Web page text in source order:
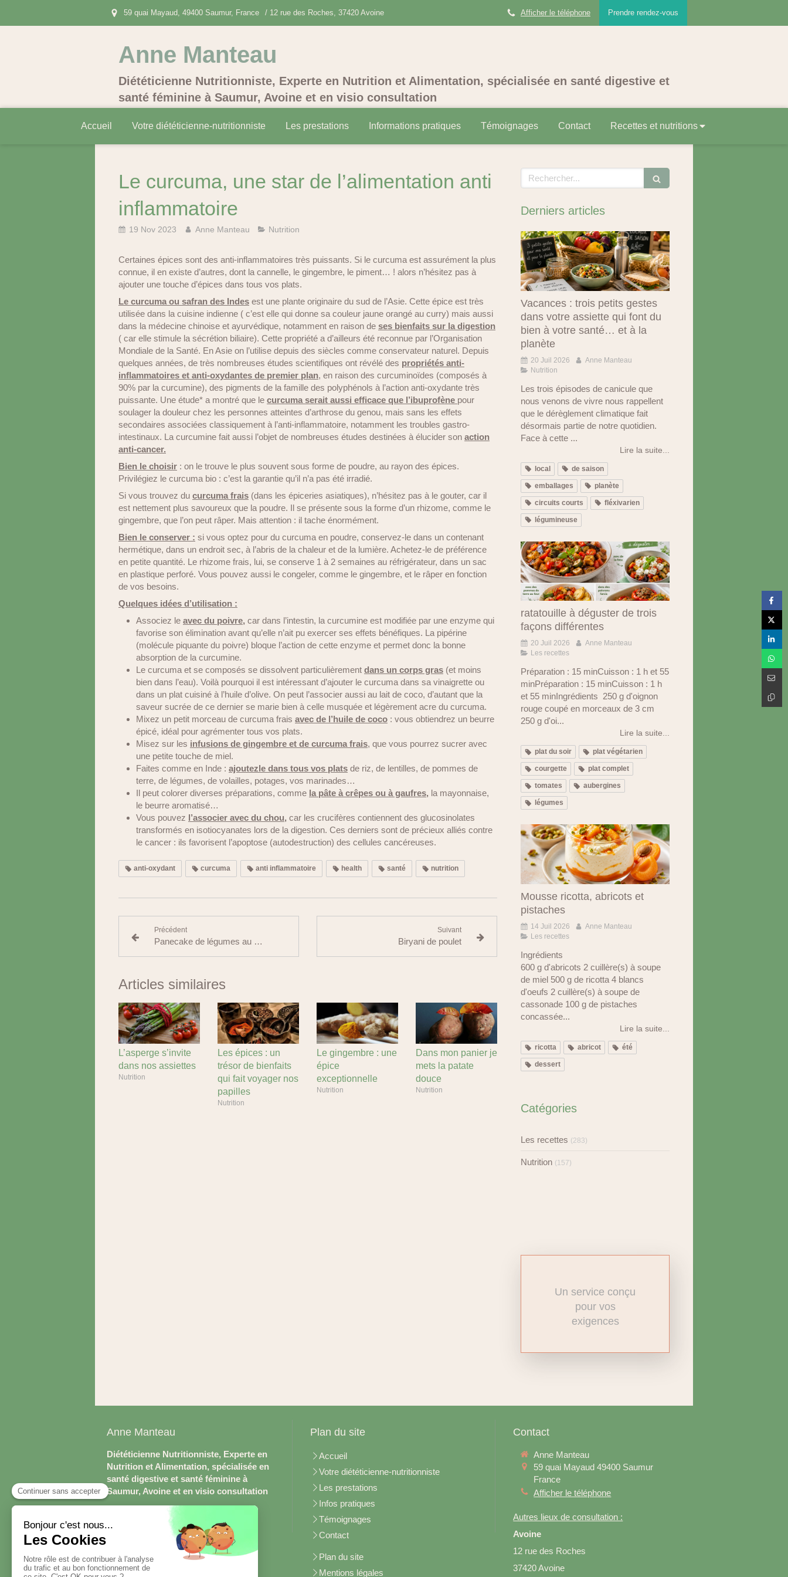
59 quai Mayaud, 49400 Saumur, France / 12 rue des Roches, 37420 Avoine Prendre rendez-vous
Afficher le téléphone
Anne Manteau
Diététicienne Nutritionniste, Experte en Nutrition et Alimentation, spécialisée en santé digestive et
santé féminine à Saumur, Avoine et en visio consultation
Accueil Votre diététicienne-nutritionniste Les prestations Informations pratiques Témoignages Contact Recettes et nutritions
Le curcuma, une star de l’alimentation anti
inflammatoire
19 Nov 2023 Anne Manteau Nutrition
Certaines épices sont des anti-inflammatoires très puissants. Si le curcuma est assurément la plus
connue, il en existe d’autres, dont la cannelle, le gingembre, le piment… ! alors n’hésitez pas à
ajouter une touche d’épices dans tous vos plats.
Le curcuma ou safran des Indes est une plante originaire du sud de l’Asie. Cette épice est très
utilisée dans la cuisine indienne ( c’est elle qui donne sa couleur jaune orangé au curry) mais aussi
dans la médecine chinoise et ayurvédique, notamment en raison de ses bienfaits sur la digestion
( car elle stimule la sécrétion biliaire). Cette propriété a d’ailleurs été reconnue par l’Organisation
Mondiale de la Santé. En Asie on l’utilise depuis des siècles comme conservateur naturel. Depuis
quelques années, de très nombreuses études scientifiques ont révélé des propriétés anti-
inflammatoires et anti-oxydantes de premier plan, en raison des curcuminoïdes (composés à
90% par la curcumine), des pigments de la famille des polyphénols à l’action anti-oxydante très
puissante. Une étude* a montré que le curcuma serait aussi efficace que l’ibuprofène pour
soulager la douleur chez les personnes atteintes d’arthrose du genou, mais sans les effets
secondaires associées classiquement à l’anti-inflammatoire, notamment les troubles gastro-
intestinaux. La curcumine fait aussi l’objet de nombreuses études destinées à élucider son action
anti-cancer.
Bien le choisir : on le trouve le plus souvent sous forme de poudre, au rayon des épices.
Privilégiez le curcuma bio : c’est la garantie qu’il n’a pas été irradié.
Si vous trouvez du curcuma frais (dans les épiceries asiatiques), n’hésitez pas à le gouter, car il
est nettement plus savoureux que la poudre. Il se présente sous la forme d’un rhizome, comme le
gingembre, que l’on peut râper. Mais attention : il tache énormément.
Bien le conserver : si vous optez pour du curcuma en poudre, conservez-le dans un contenant
hermétique, dans un endroit sec, à l’abris de la chaleur et de la lumière. Achetez-le de préférence
en petite quantité. Le rhizome frais, lui, se conserve 1 à 2 semaines au réfrigérateur, dans un sac
en plastique perforé. Vous pouvez aussi le congeler, comme le gingembre, et le râper en fonction
de vos besoins.
Quelques idées d’utilisation :
Associez le avec du poivre, car dans l’intestin, la curcumine est modifiée par une enzyme qui
favorise son élimination avant qu’elle n’ait pu exercer ses effets bénéfiques. La pipérine
(molécule piquante du poivre) bloque l’action de cette enzyme et permet donc la bonne
absorption de la curcumine.
Le curcuma et se composés se dissolvent particulièrement dans un corps gras (et moins
bien dans l’eau). Voilà pourquoi il est intéressant d’ajouter le curcuma dans sa vinaigrette ou
dans un plat cuisiné à l’huile d’olive. On peut l’associer aussi au lait de coco, d’autant que la
saveur sucrée de ce dernier se marie bien à celle musquée et légèrement acre du curcuma.
Mixez un petit morceau de curcuma frais avec de l’huile de coco : vous obtiendrez un beurre
épicé, idéal pour agrémenter tous vos plats.
Misez sur les infusions de gingembre et de curcuma frais, que vous pourrez sucrer avec
une petite touche de miel.
Faites comme en Inde : ajoutezle dans tous vos plats de riz, de lentilles, de pommes de
terre, de légumes, de volailles, potages, vos marinades…
Il peut colorer diverses préparations, comme la pâte à crêpes ou à gaufres, la mayonnaise,
le beurre aromatisé…
Vous pouvez l’associer avec du chou, car les crucifères contiennent des glucosinolates
transformés en isotiocyanates lors de la digestion. Ces derniers sont de précieux alliés contre
le cancer : ils favorisent l’apoptose (autodestruction) des cellules cancéreuses.
anti-oxydant curcuma anti inflammatoire health santé nutrition
Précédent
Panecake de légumes au curcuma
Suivant
Biryani de poulet
Articles similaires
L’asperge s’invite
dans nos assiettes
Nutrition
Les épices : un
trésor de bienfaits
qui fait voyager nos
papilles
Nutrition
Le gingembre : une
épice
exceptionnelle
Nutrition
Dans mon panier je
mets la patate
douce
Nutrition
Rechercher
Derniers articles
Vacances : trois petits gestes
dans votre assiette qui font du
bien à votre santé… et à la
planète
20 Juil 2026
Anne Manteau
Nutrition
Les trois épisodes de canicule que
nous venons de vivre nous rappellent
que le dérèglement climatique fait
désormais partie de notre quotidien.
Face à cette ...
Lire la suite...
local de saison
emballages planète
circuits courts fléxivarien
légumineuse
ratatouille à déguster de trois
façons différentes
20 Juil 2026
Anne Manteau
Les recettes
Préparation : 15 minCuisson : 1 h et 55
minPréparation : 15 minCuisson : 1 h
et 55 minIngrédients 250 g d'oignon
rouge coupé en morceaux de 3 cm
250 g d'oi...
Lire la suite...
plat du soir plat végétarien
courgette plat complet
tomates aubergines
légumes
Mousse ricotta, abricots et
pistaches
14 Juil 2026
Anne Manteau
Les recettes
Ingrédients
600 g d'abricots 2 cuillère(s) à soupe
de miel 500 g de ricotta 4 blancs
d'oeufs 2 cuillère(s) à soupe de
cassonade 100 g de pistaches
concassée...
Lire la suite...
ricotta abricot été
dessert
Catégories
Les recettes (283)
Nutrition (157)
Un service conçu
pour vos
exigences
Anne Manteau
Diététicienne Nutritionniste, Experte en
Nutrition et Alimentation, spécialisée en
santé digestive et santé féminine à
Saumur, Avoine et en visio consultation
Plan du site
Accueil
Votre diététicienne-nutritionniste
Les prestations
Infos pratiques
Témoignages
Contact
Plan du site
Mentions légales
Contact
Anne Manteau
59 quai Mayaud 49400 Saumur
France
Afficher le téléphone
Autres lieux de consultation :
Avoine
12 rue des Roches
37420 Avoine